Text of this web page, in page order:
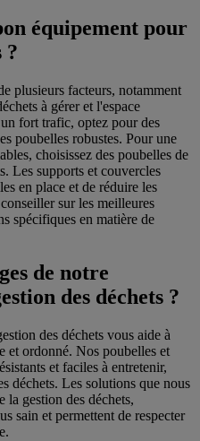
équipement pour
?
plusieurs facteurs, notamment
à gérer et l'espace
fort trafic, optez pour des
poubelles robustes. Pour une
choisissez des poubelles de
Les supports et couvercles
en place et de réduire les
sur les meilleures
spécifiques en matière de
de notre
des déchets ?
des déchets vous aide à
et ordonné. Nos poubelles et
et faciles à entretenir,
déchets. Les solutions que nous
la gestion des déchets,
sain et permettent de respecter